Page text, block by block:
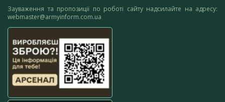
Зауваження та пропозиції по роботі сайту надсилайте на адресу:
webmaster@armyinform.com.ua